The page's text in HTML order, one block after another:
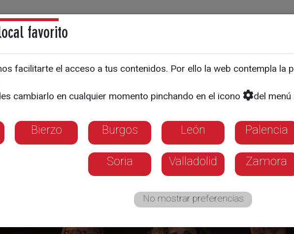
Directos Noticias
programa de CyLTV
FSED a la Comunicación
La directora del espacio, Sara Ayuso, ha recogido hoy el
sobre las complicaciones provocadas por la
favorito
facilitarte el acceso a tus contenidos. Por ello la web contempla la
cambiarlo en cualquier momento pinchando en el icono
del menú
Bierzo Burgos León Palencia
Soria Valladolid Zamora
No mostrar preferencias